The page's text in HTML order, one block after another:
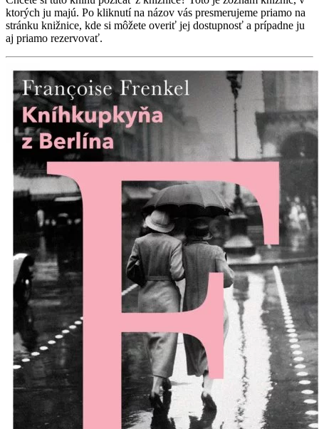
ktorých ju majú. Po kliknutí na názov vás presmerujeme priamo na
stránku knižnice, kde si môžete overiť jej dostupnosť a prípadne ju
aj priamo rezervovať.